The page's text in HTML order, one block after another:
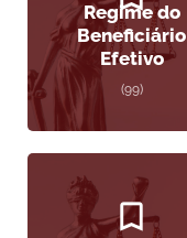
Regime do
Beneficiário
Efetivo
(99)